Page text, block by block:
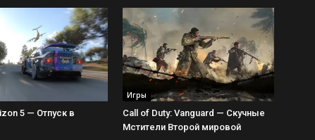
5 — Отпуск в
Игры
Call of Duty: Vanguard — Скучные
Мстители Второй мировой